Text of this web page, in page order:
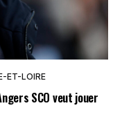
ET-LOIRE
SCO veut jouer